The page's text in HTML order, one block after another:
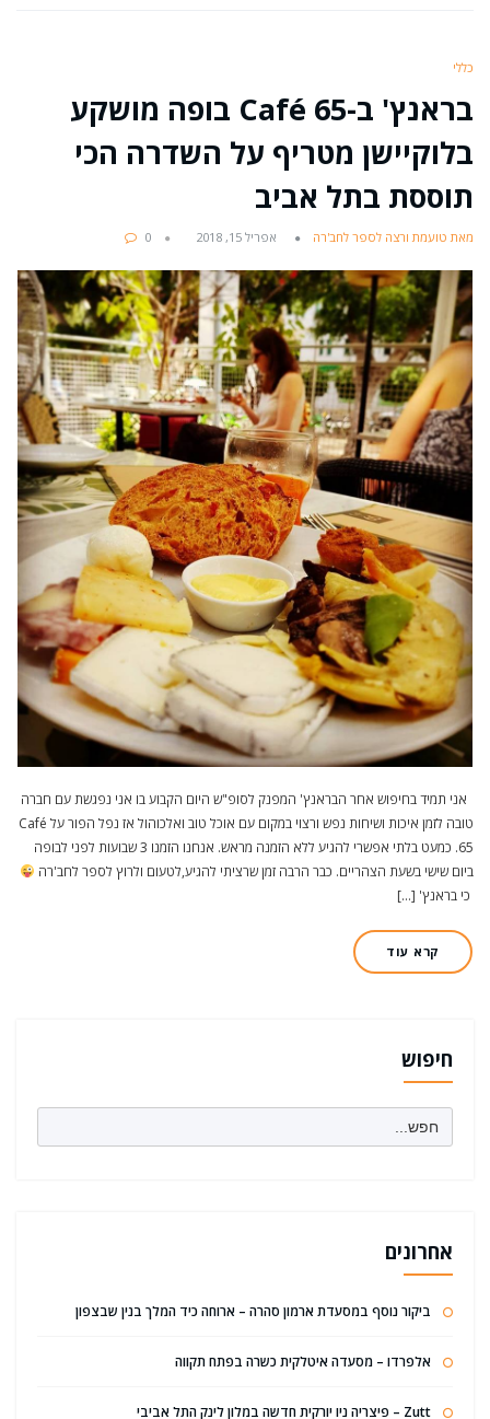
כללי
בראנץ' ב-Café 65 בופה מושקע
בלוקיישן מטריף על השדרה הכי
תוססת בתל אביב
מאת טועמת ורצה לספר לחב'רה אפריל 15, 2018 0
אני תמיד בחיפוש אחר הבראנץ' המפנק לסופ"ש היום הקבוע בו אני נפגשת עם חברה
טובה לזמן איכות ושיחות נפש ורצוי במקום עם אוכל טוב ואלכוהול אז נפל הפור על Café
65. כמעט בלתי אפשרי להגיע ללא הזמנה מראש. אנחנו הזמנו 3 שבועות לפני לבופה
ביום שישי בשעת הצהריים. כבר הרבה זמן שרציתי להגיע,לטעום ולרוץ לספר לחב'רה
כי בראנץ' […]
קרא עוד
חיפוש
Search
for:
אחרונים
ביקור נוסף במסעדת ארמון סהרה – ארוחה כיד המלך בנין שבצפון
אלפרדו – מסעדה איטלקית כשרה בפתח תקווה
Zutt – פיצריה ניו יורקית חדשה במלון לינק התל אביבי